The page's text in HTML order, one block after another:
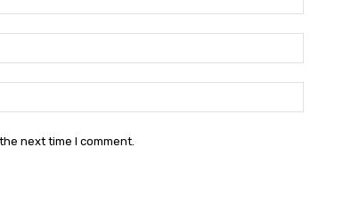
next time I comment.